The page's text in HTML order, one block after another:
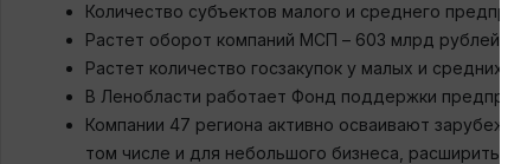
Количество субъектов малого и среднего
Растет оборот компаний МСП – 603 млрд рублей
Растет количество госзакупок у малых и средних
В Ленобласти работает Фонд поддержки
Компании 47 региона активно осваивают
том числе и для небольшого бизнеса, расширить